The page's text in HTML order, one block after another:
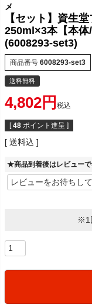
メ
【セット】資生
250ml×3本【本体
(6008293-set3)
商品番号 6008293-set3
送料無料
4,802 税込
[ 48 ポイント進呈 ]
送料込
★商品到着後はレビュー
※1